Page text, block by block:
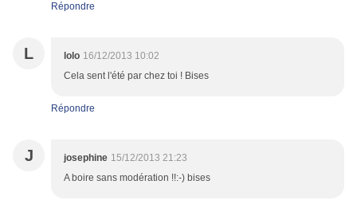
Répondre
L lolo 16/12/2013 10:02
Cela sent l'été par chez toi ! Bises
Répondre
J josephine 15/12/2013 21:23
A boire sans modération !!:-) bises